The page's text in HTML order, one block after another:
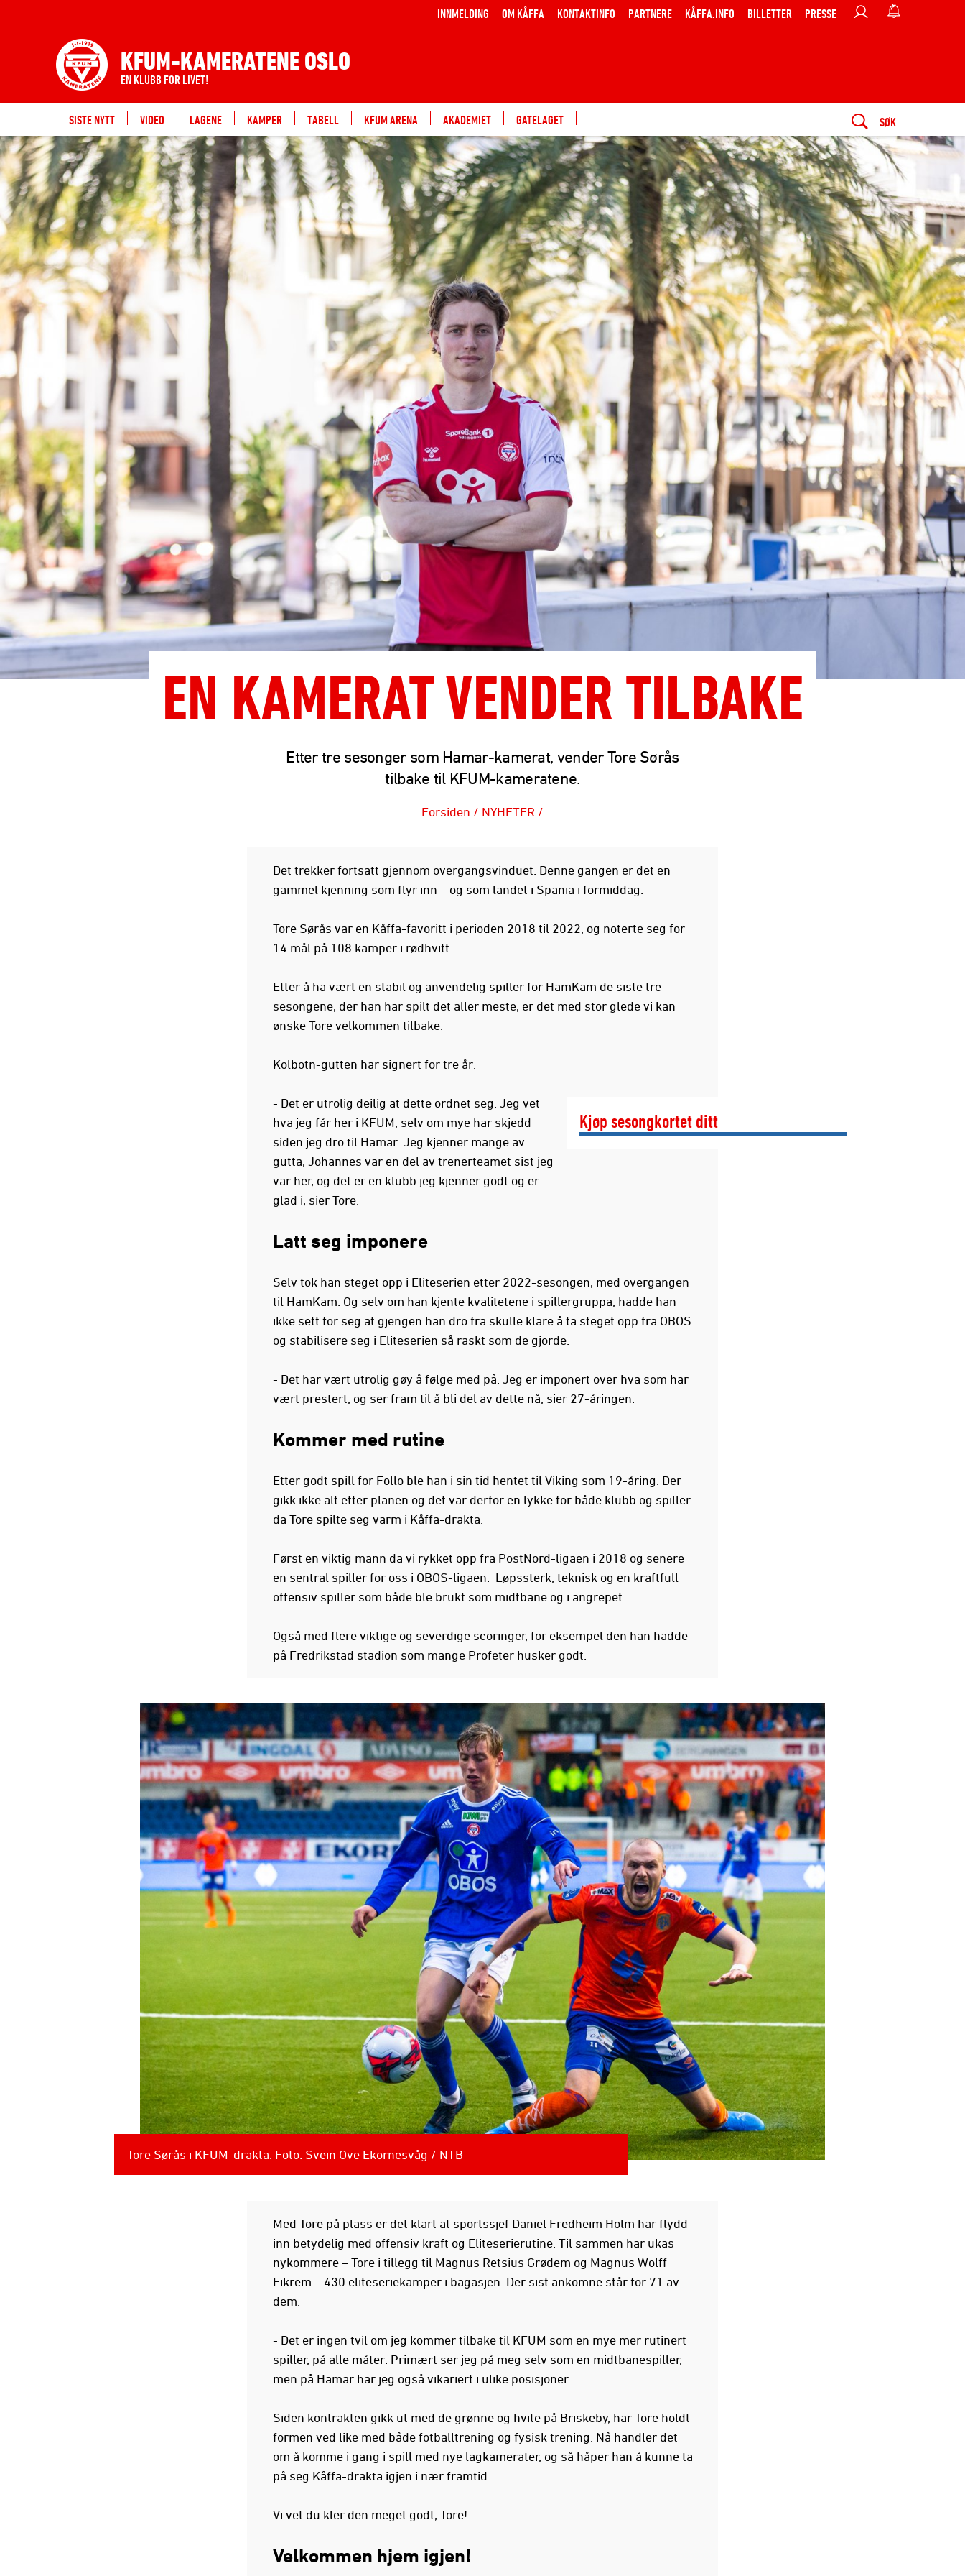
INNMELDING OM KÅFFA KONTAKTINFO PARTNERE KÅFFA.INFO BILLETTER PRESSE
KFUM-KAMERATENE OSLO
EN KLUBB FOR LIVET!
SISTE NYTT VIDEO LAGENE KAMPER TABELL KFUM ARENA AKADEMIET GATELAGET SØK
EN KAMERAT VENDER TILBAKE
Etter tre sesonger som Hamar-kamerat, vender Tore Sørås
tilbake til KFUM-kameratene.
Forsiden / NYHETER /
Det trekker fortsatt gjennom overgangsvinduet. Denne gangen er det en
gammel kjenning som flyr inn – og som landet i Spania i formiddag.
Tore Sørås var en Kåffa-favoritt i perioden 2018 til 2022, og noterte seg for
14 mål på 108 kamper i rødhvitt.
Etter å ha vært en stabil og anvendelig spiller for HamKam de siste tre
sesongene, der han har spilt det aller meste, er det med stor glede vi kan
ønske Tore velkommen tilbake.
Kolbotn-gutten har signert for tre år.
Kjøp sesongkortet ditt
- Det er utrolig deilig at dette ordnet seg. Jeg vet
hva jeg får her i KFUM, selv om mye har skjedd
siden jeg dro til Hamar. Jeg kjenner mange av
gutta, Johannes var en del av trenerteamet sist jeg
var her, og det er en klubb jeg kjenner godt og er
glad i, sier Tore.
Latt seg imponere
Selv tok han steget opp i Eliteserien etter 2022-sesongen, med overgangen
til HamKam. Og selv om han kjente kvalitetene i spillergruppa, hadde han
ikke sett for seg at gjengen han dro fra skulle klare å ta steget opp fra OBOS
og stabilisere seg i Eliteserien så raskt som de gjorde.
- Det har vært utrolig gøy å følge med på. Jeg er imponert over hva som har
vært prestert, og ser fram til å bli del av dette nå, sier 27-åringen.
Kommer med rutine
Etter godt spill for Follo ble han i sin tid hentet til Viking som 19-åring. Der
gikk ikke alt etter planen og det var derfor en lykke for både klubb og spiller
da Tore spilte seg varm i Kåffa-drakta.
Først en viktig mann da vi rykket opp fra PostNord-ligaen i 2018 og senere
en sentral spiller for oss i OBOS-ligaen. Løpssterk, teknisk og en kraftfull
offensiv spiller som både ble brukt som midtbane og i angrepet.
Også med flere viktige og severdige scoringer, for eksempel den han hadde
på Fredrikstad stadion som mange Profeter husker godt.
Tore Sørås i KFUM-drakta. Foto: Svein Ove Ekornesvåg / NTB
Med Tore på plass er det klart at sportssjef Daniel Fredheim Holm har flydd
inn betydelig med offensiv kraft og Eliteserierutine. Til sammen har ukas
nykommere – Tore i tillegg til Magnus Retsius Grødem og Magnus Wolff
Eikrem – 430 eliteseriekamper i bagasjen. Der sist ankomne står for 71 av
dem.
- Det er ingen tvil om jeg kommer tilbake til KFUM som en mye mer rutinert
spiller, på alle måter. Primært ser jeg på meg selv som en midtbanespiller,
men på Hamar har jeg også vikariert i ulike posisjoner.
Siden kontrakten gikk ut med de grønne og hvite på Briskeby, har Tore holdt
formen ved like med både fotballtrening og fysisk trening. Nå handler det
om å komme i gang i spill med nye lagkamerater, og så håper han å kunne ta
på seg Kåffa-drakta igjen i nær framtid.
Vi vet du kler den meget godt, Tore!
Velkommen hjem igjen!